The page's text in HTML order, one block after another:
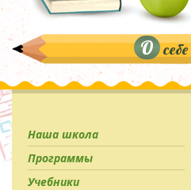
О себе
Наша школа
Программы
Учебники